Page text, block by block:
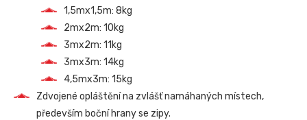
1,5mx1,5m: 8kg
2mx2m: 10kg
3mx2m: 11kg
3mx3m: 14kg
4,5mx3m: 15kg
Zdvojené opláštění na zvlášť namáhaných místech,
především boční hrany se zipy.